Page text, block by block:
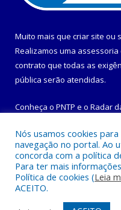
Muito mais que criar site ou
Realizamos uma assessoria
contrato que todas as
pública serão atendidas.
Conheça o PNTP e o Radar
Todos os direitos
Nós usamos cookies
navegação no portal. Ao
concorda com a política
Para ter mais
Política de cookies (Leia
ACEITO.